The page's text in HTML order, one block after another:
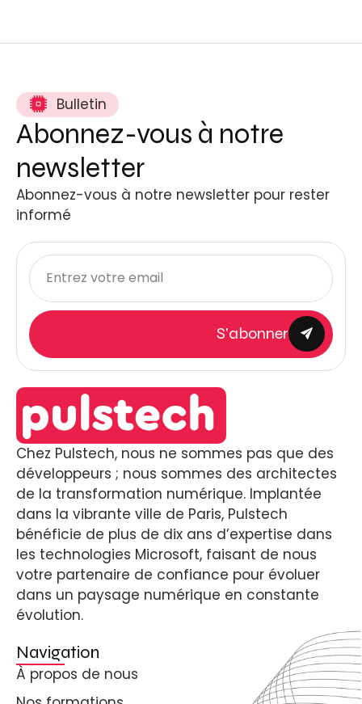
Chez Pulstech, nous ne sommes pas que des
développeurs ; nous sommes des architectes
de la transformation numérique. Implantée
dans la vibrante ville de Paris, Pulstech
bénéficie de plus de dix ans d’expertise dans
les technologies Microsoft, faisant de nous
votre partenaire de confiance pour évoluer
dans un paysage numérique en constante
évolution.
Navigation
À propos de nous
Bulletin
Abonnez-vous à notre
newsletter
Abonnez-vous à notre newsletter pour rester
informé
S'abonner